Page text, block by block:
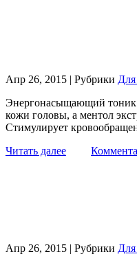
Апр 26, 2015 | Рубрики
Энергонасыщающий тоник
кожи головы, а ментол
Стимулирует
Читать далее
Апр 26, 2015 | Рубрики